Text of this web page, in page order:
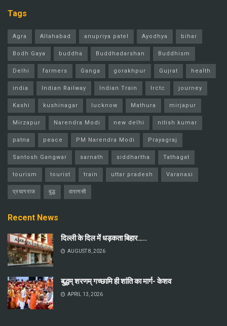
Tags
Agra Allahabad anupriya patel Ayodhya bihar
Bodh Gaya buddha Buddhadarshan Buddhism
Delhi farmers Ganga gorakhpur Gujrat health
india Indian Railway Indian Train Irctc journey
Kashi kushinagar lucknow Mathura mirjapur
Mirzapur Narendra Modi new delhi nitish kumar
patna peace PM Narendra Modi Prayagraj
Santosh Gangwar sarnath siddhartha Tathagat
tourism tourist train uttar pradesh Varanasi
प्रयागराज बुद्ध वाराणसी
Recent News
दिल्ली के दिल में धड़कता बिहार…..
AUGUST 8, 2026
बुद्धम् शरणम् गच्छामि ही शांति का मार्ग- केशव
APRIL 13, 2026